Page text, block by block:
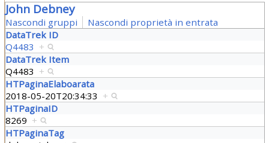
John Debney
Nascondi gruppi
Nascondi proprietà in entrata
DataTrek ID
Q4483 +
DataTrek Item
Q4483 +
HTPaginaElaboarata
2018-05-20T20:34:33 +
HTPaginaID
8269 +
HTPaginaTag